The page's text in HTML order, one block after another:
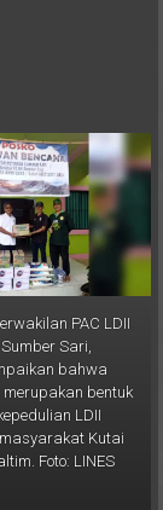
PAC LDII
Sari,
bahwa
merupakan bentuk
LDII
Kutai
Foto: LINES